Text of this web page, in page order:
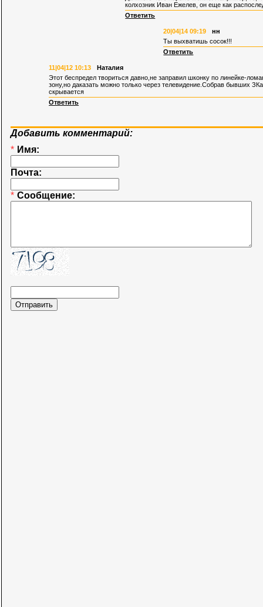
колхозник Иван Ежелев, он еще как
Ответить
20|04|14 09:19
нн
Ты выхватишь сосок!!!
Ответить
11|04|12 10:13
Наталия
Этот беспредел твориться давно,не заправил шконку по линейке-
зону,но даказать можно только через телевидение.Собрав бывших
скрывается
Ответить
Добавить комментарий:
* Имя:
Почта:
* Сообщение: